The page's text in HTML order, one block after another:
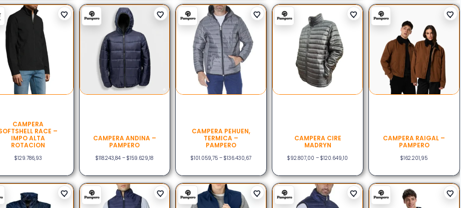
CAMPERA
RACE –
IMPO ALTA
ROTACION
$129.786,93
CAMPERA ANDINA –
PAMPERO
$118.243,84 – $159.629,18
CAMPERA PEHUEN,
TERMICA –
PAMPERO
$101.059,75 – $136.430,67
CAMPERA CIRE
MADRYN
$92.807,00 – $120.649,10
CAMPERA RAIGAL –
PAMPERO
$162.201,95